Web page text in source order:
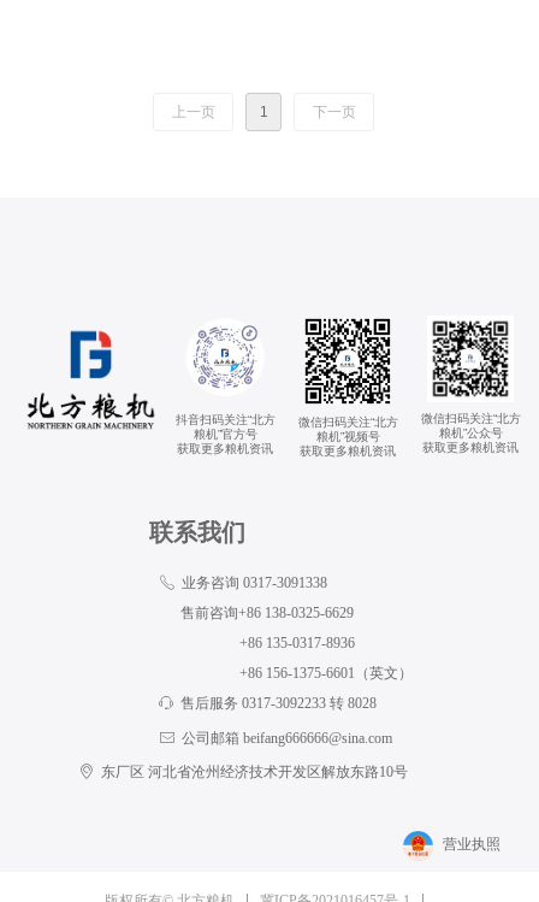
上一页 1 下一页
微信扫码关注“北方
粮机”公众号
获取更多粮机资讯
抖音扫码关注“北方
粮机”官方号
获取更多粮机资讯
微信扫码关注“北方
粮机”视频号
获取更多粮机资讯
营业执照
联系我们
ꂅ 业务咨询 0317-3091338
售前咨询+86 138-0325-6629
+86 135-0317-8936
ꁱ 售后服务 0317-3092233 转 8028
ꂘ 公司邮箱 beifang666666@sina.com
ꀷ 东厂区 河北省沧州经济技术开发区解放东路10号
+86 156-1375-6601（英文）